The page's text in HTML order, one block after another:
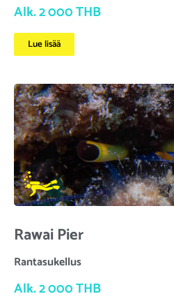
Alk. 2 000 THB
Lue lisää
Rawai Pier
Rantasukellus
Alk. 2 000 THB